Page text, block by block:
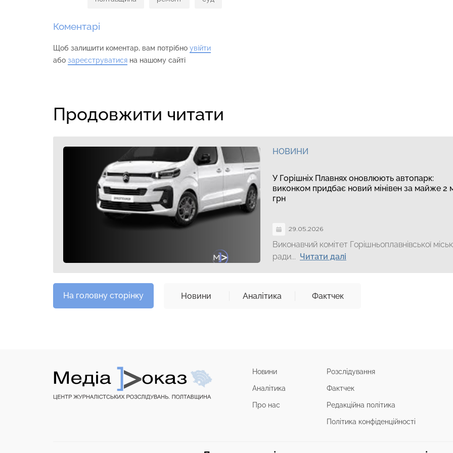
Коментарі
Щоб залишити коментар, вам потрібно увійти
або зареєструватисяна нашому сайті
Продовжити читати
НОВИНИ
У Горішніх Плавнях оновлюють автопарк:
виконком придбає новий мінівен за майже 2
грн
29.05.2026
Виконавчий комітет Горішньоплавнівської
ради... Читати далі
На головну сторінку Новини Аналітика Фактчек
Новини
Аналітика
Про нас
Розслідування
Фактчек
Редакційна політика
Політика конфіденційності